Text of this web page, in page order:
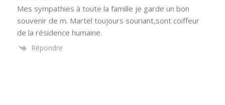
Mes sympathies à toute la famille je garde un bon
souvenir de m. Martel toujours souriant,sont coiffeur
de la résidence humaine.
Répondre